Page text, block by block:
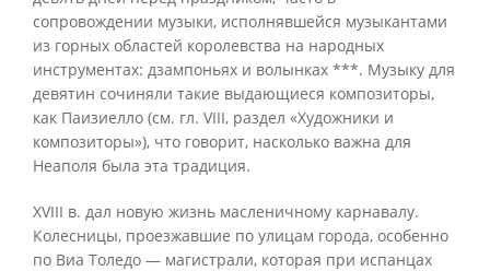
сопровождении музыки, исполнявшейся музыкантами
из горных областей королевства на народных
инструментах: дзампоньях и волынках ***. Музыку для
девятин сочиняли такие выдающиеся композиторы,
как Паизиелло (см. гл. VIII, раздел «Художники и
композиторы»), что говорит, насколько важна для
Неаполя была эта традиция.
XVIII в. дал новую жизнь масленичному карнавалу.
Колесницы, проезжавшие по улицам города, особенно
по Виа Толедо — магистрали, которая при испанцах